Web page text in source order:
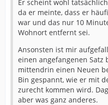
Er scheint wohl
da er meinte, dass er
war und das nur 10
Wohnort entfernt sei.
Ansonsten ist mir
einen angefangenen Satz
mittendrin einen Neuen
Bin gespannt, wie er mit
zurecht kommen wird.
aber was ganz anderes.